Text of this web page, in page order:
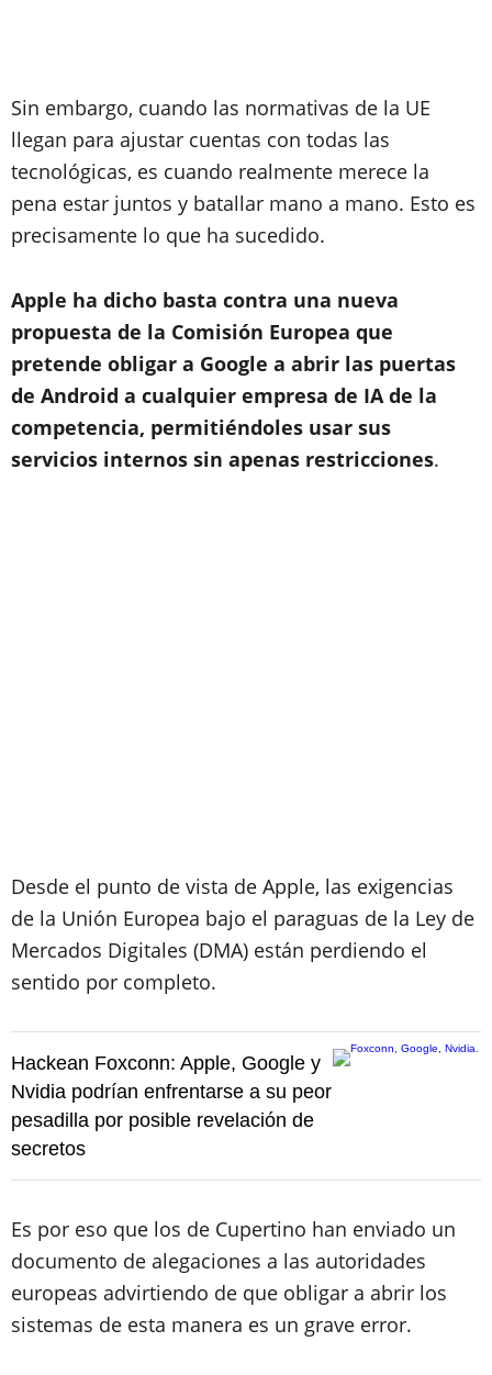
Sin embargo, cuando las normativas de la UE
llegan para ajustar cuentas con todas las
tecnológicas, es cuando realmente merece la
pena estar juntos y batallar mano a mano. Esto es
precisamente lo que ha sucedido.
Apple ha dicho basta contra una nueva
propuesta de la Comisión Europea que
pretende obligar a Google a abrir las puertas
de Android a cualquier empresa de IA de la
competencia, permitiéndoles usar sus
servicios internos sin apenas restricciones.
Desde el punto de vista de Apple, las exigencias
de la Unión Europea bajo el paraguas de la Ley de
Mercados Digitales (DMA) están perdiendo el
sentido por completo.
Hackean Foxconn: Apple, Google y
Nvidia podrían enfrentarse a su peor
pesadilla por posible revelación de
secretos
Es por eso que los de Cupertino han enviado un
documento de alegaciones a las autoridades
europeas advirtiendo de que obligar a abrir los
sistemas de esta manera es un grave error.